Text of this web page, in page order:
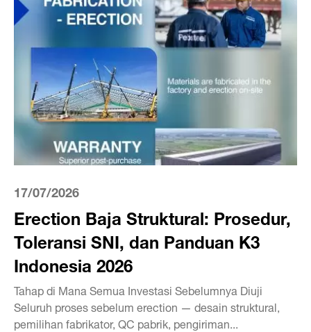
17/07/2026
Erection Baja Struktural: Prosedur,
Toleransi SNI, dan Panduan K3
Indonesia 2026
Tahap di Mana Semua Investasi Sebelumnya Diuji
Seluruh proses sebelum erection — desain struktural,
pemilihan fabrikator, QC pabrik, pengiriman...